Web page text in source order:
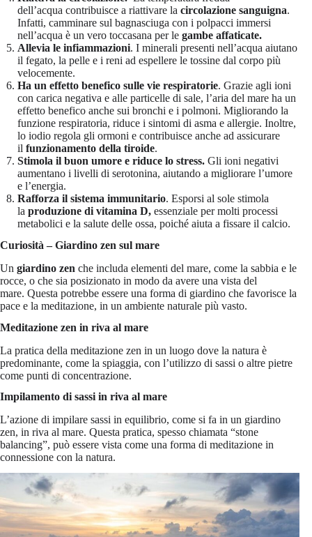
dell’acqua contribuisce a riattivare la circolazione sanguigna.
Infatti, camminare sul bagnasciuga con i polpacci immersi
nell’acqua è un vero toccasana per le gambe affaticate.
Allevia le infiammazioni. I minerali presenti nell’acqua aiutano
il fegato, la pelle e i reni ad espellere le tossine dal corpo più
velocemente.
Ha un effetto benefico sulle vie respiratorie. Grazie agli ioni
con carica negativa e alle particelle di sale, l’aria del mare ha un
effetto benefico anche sui bronchi e i polmoni. Migliorando la
funzione respiratoria, riduce i sintomi di asma e allergie. Inoltre,
lo iodio regola gli ormoni e contribuisce anche ad assicurare
il funzionamento della tiroide.
Stimola il buon umore e riduce lo stress. Gli ioni negativi
aumentano i livelli di serotonina, aiutando a migliorare l’umore
e l’energia.
Rafforza il sistema immunitario. Esporsi al sole stimola
la produzione di vitamina D, essenziale per molti processi
metabolici e la salute delle ossa, poiché aiuta a fissare il calcio.
Curiosità – Giardino zen sul mare
Un giardino zen che includa elementi del mare, come la sabbia e le
rocce, o che sia posizionato in modo da avere una vista del
mare. Questa potrebbe essere una forma di giardino che favorisce la
pace e la meditazione, in un ambiente naturale più vasto.
Meditazione zen in riva al mare
La pratica della meditazione zen in un luogo dove la natura è
predominante, come la spiaggia, con l’utilizzo di sassi o altre pietre
come punti di concentrazione.
Impilamento di sassi in riva al mare
L’azione di impilare sassi in equilibrio, come si fa in un giardino
zen, in riva al mare. Questa pratica, spesso chiamata “stone
balancing”, può essere vista come una forma di meditazione in
connessione con la natura.